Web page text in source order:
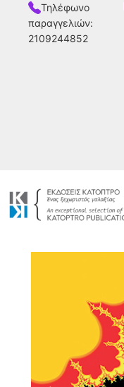
Τηλέφωνο
παραγγελιών:
2109244852